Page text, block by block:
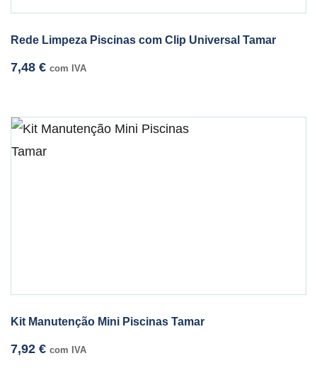
Rede Limpeza Piscinas com Clip Universal Tamar
7,48 € com IVA
Kit Manutenção Mini Piscinas Tamar
7,92 € com IVA